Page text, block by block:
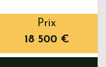
Prix
18 500 €